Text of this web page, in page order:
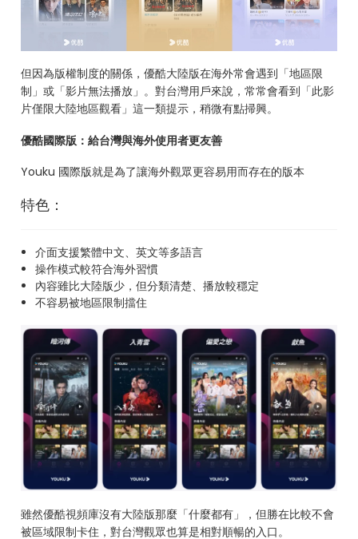
但因為版權制度的關係，優酷大陸版在海外常會遇到「地區限
制」或「影片無法播放」。對台灣用戶來說，常常會看到「此影
片僅限大陸地區觀看」這一類提示，稍微有點掃興。
優酷國際版：給台灣與海外使用者更友善
Youku 國際版就是為了讓海外觀眾更容易用而存在的版本
特色：
介面支援繁體中文、英文等多語言
操作模式較符合海外習慣
內容雖比大陸版少，但分類清楚、播放較穩定
不容易被地區限制擋住
雖然優酷視頻庫沒有大陸版那麼「什麼都有」，但勝在比較不會
被區域限制卡住，對台灣觀眾也算是相對順暢的入口。